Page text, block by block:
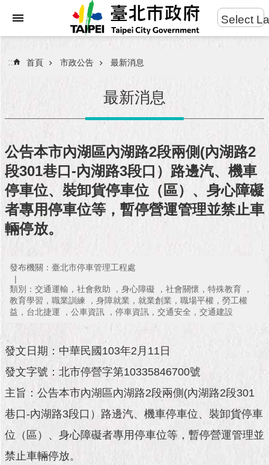
進
搜
民
服
務
市
府
團
隊
市
政
公
告
政
願
景
及
果
政
Select
::: 首頁 市政公告 最新消息
最新消息
公告本市內湖區內湖路2段兩側(內湖路2
段301巷口-內湖路3段口）路邊汽、機車
停車位、裝卸貨停車位（區）、身心障礙
者專用停車位等，暫停營運管理並禁止車
輛停放。
發布機關：臺北市停車管理工程處
類別：交通運輸，社會救助 ，身心障礙 ，社會關懷，特殊教育 ，
教育學習，職業訓練 ，身障就業，就業創業，職場平權，勞工權
益，台北捷運 ，公車資訊 ，停車資訊，交通安全，交通建設
發文日期：中華民國103年2月11日
發文字號：北市停營字第10335846700號
主旨：公告本市內湖區內湖路2段兩側(內湖路2段301
巷口-內湖路3段口）路邊汽、機車停車位、裝卸貨停車
位（區）、身心障礙者專用停車位等，暫停營運管理並
禁止車輛停放。